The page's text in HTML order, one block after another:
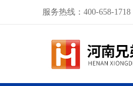
服务热线：400-658-1718